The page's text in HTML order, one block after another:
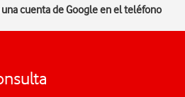
cuenta de Google en el teléfono